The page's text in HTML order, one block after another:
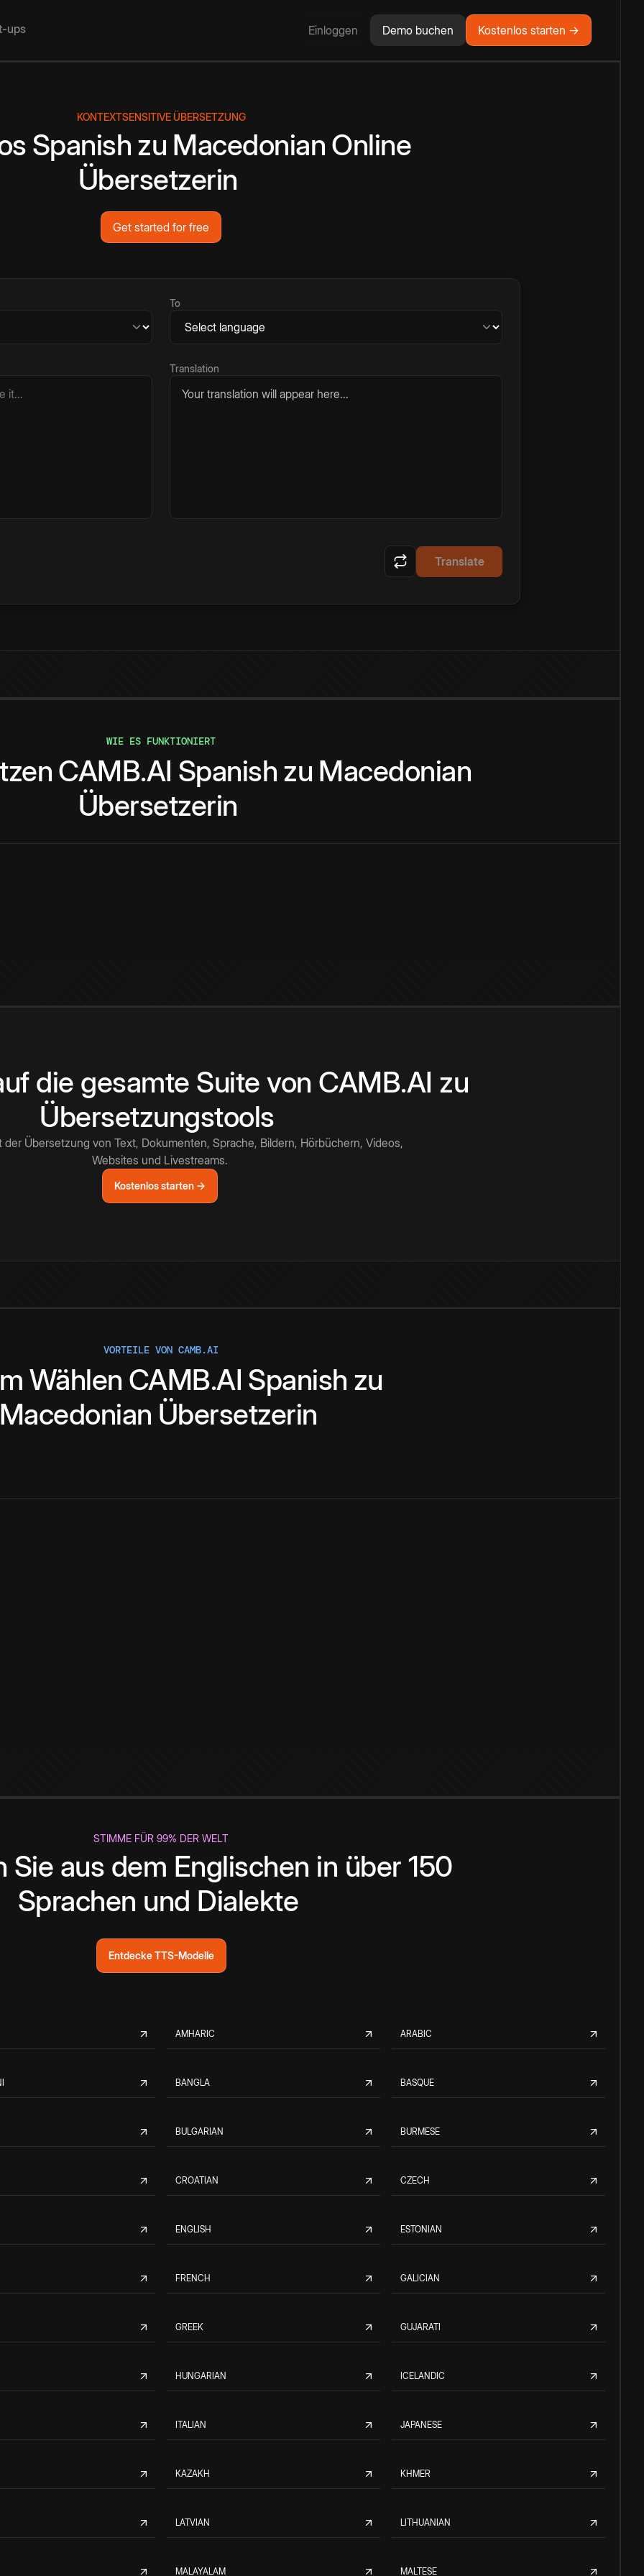
ups Einloggen Demo buchen Kostenlos starten →
KONTEXTSENSITIVE ÜBERSETZUNG
Spanish zu Macedonian Online
Übersetzerin
Get started for free
To
Translation
Your translation will appear here...
Translate
WIE ES FUNKTIONIERT
CAMB.AI Spanish zu Macedonian
Übersetzerin
die gesamte Suite von CAMB.AI zu
Übersetzungstools
der Übersetzung von Text, Dokumenten, Sprache, Bildern, Hörbüchern, Videos,
Websites und Livestreams.
Kostenlos starten →
VORTEILE VON CAMB.AI
Wählen CAMB.AI Spanish zu
Übersetzerin
STIMME FÜR 99% DER WELT
Sie aus dem Englischen in über 150
Sprachen und Dialekte
Entdecke TTS-Modelle
AMHARIC ARABIC
BANGLA BASQUE
BULGARIAN BURMESE
CROATIAN CZECH
ENGLISH ESTONIAN
FRENCH GALICIAN
GREEK GUJARATI
HUNGARIAN ICELANDIC
ITALIAN JAPANESE
KAZAKH KHMER
LATVIAN LITHUANIAN
MALAYALAM MALTESE